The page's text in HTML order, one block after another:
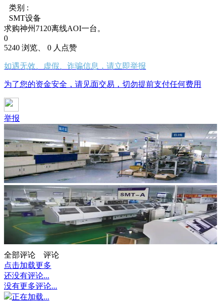
类别 :
SMT设备
求购神州7120离线AOI一台。
0
5240 浏览、 0 人点赞
如遇无效、虚假、诈骗信息，请立即举报
为了您的资金安全，请见面交易，切勿提前支付任何费用
举报
全部评论
评论
点击加载更多
还没有评论...
没有更多评论...
正在加载...